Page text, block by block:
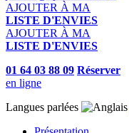
AJOUTER À MA
LISTE D'ENVIES
AJOUTER À MA
LISTE D'ENVIES
01 64 03 88 09 Réserver
en ligne
Langues parlées